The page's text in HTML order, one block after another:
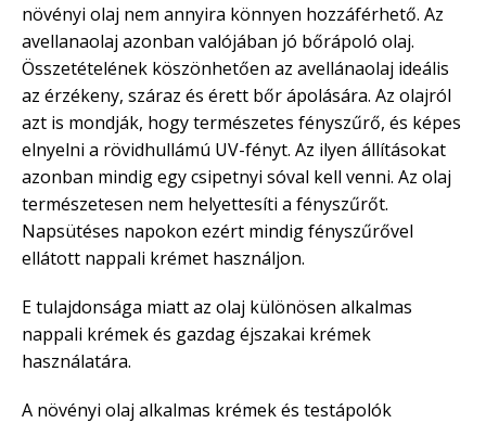
növényi olaj nem annyira könnyen hozzáférhető. Az
avellanaolaj azonban valójában jó bőrápoló olaj.
Összetételének köszönhetően az avellánaolaj ideális
az érzékeny, száraz és érett bőr ápolására. Az olajról
azt is mondják, hogy természetes fényszűrő, és képes
elnyelni a rövidhullámú UV-fényt. Az ilyen állításokat
azonban mindig egy csipetnyi sóval kell venni. Az olaj
természetesen nem helyettesíti a fényszűrőt.
Napsütéses napokon ezért mindig fényszűrővel
ellátott nappali krémet használjon.
E tulajdonsága miatt az olaj különösen alkalmas
nappali krémek és gazdag éjszakai krémek
használatára.
A növényi olaj alkalmas krémek és testápolók